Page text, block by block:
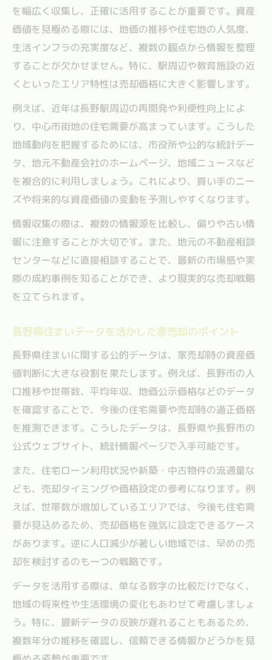
を幅広く収集し、正確に活用することが重要です。資産
価値を見極める際には、地価の推移や住宅地の人気度、
生活インフラの充実度など、複数の観点から情報を整理
することが欠かせません。特に、駅周辺や教育施設の近
くといったエリア特性は売却価格に大きく影響します。
例えば、近年は長野駅周辺の再開発や利便性向上によ
り、中心市街地の住宅需要が高まっています。こうした
地域動向を把握するためには、市役所や公的な統計デー
タ、地元不動産会社のホームページ、地域ニュースなど
を複合的に利用しましょう。これにより、買い手のニー
ズや将来的な資産価値の変動を予測しやすくなります。
情報収集の際は、複数の情報源を比較し、偏りや古い情
報に注意することが大切です。また、地元の不動産相談
センターなどに直接相談することで、最新の市場感や実
際の成約事例を知ることができ、より現実的な売却戦略
を立てられます。
長野県住まいデータを活かした家売却のポイント
長野県住まいに関する公的データは、家売却時の資産価
値判断に大きな役割を果たします。例えば、長野市の人
口推移や世帯数、平均年収、地価公示価格などのデータ
を確認することで、今後の住宅需要や売却時の適正価格
を推測できます。こうしたデータは、長野県や長野市の
公式ウェブサイト、統計情報ページで入手可能です。
また、住宅ローン利用状況や新築・中古物件の流通量な
ども、売却タイミングや価格設定の参考になります。例
えば、世帯数が増加しているエリアでは、今後も住宅需
要が見込めるため、売却価格を強気に設定できるケース
があります。逆に人口減少が著しい地域では、早めの売
却を検討するのも一つの戦略です。
データを活用する際は、単なる数字の比較だけでなく、
地域の将来性や生活環境の変化もあわせて考慮しましょ
う。特に、最新データの反映が遅れることもあるため、
複数年分の推移を確認し、信頼できる情報かどうかを見